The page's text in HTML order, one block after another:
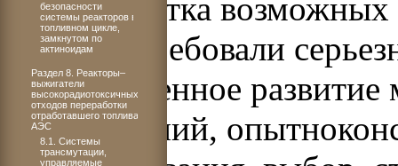
около десятка
которые требовали
Одновременное
исследований,
безопасности
системы реакторов в
топливном цикле,
замкнутом по
актиноидам
Раздел 8. Реакторы–
выжигатели
высокорадиотоксичных
отходов переработки
отработавшего топлива
АЭС
8.1. Системы
трансмутации,
управляемые